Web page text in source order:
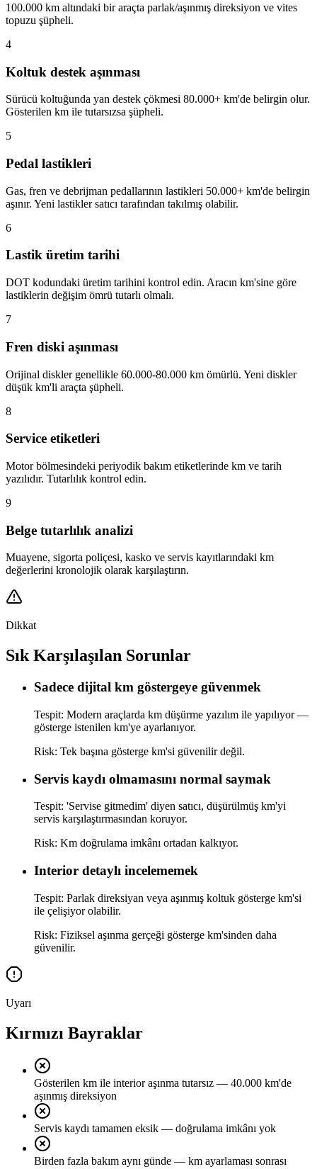
100.000 km altındaki bir araçta parlak/aşınmış direksiyon ve vites
topuzu şüpheli.
4
Koltuk destek aşınması
Sürücü koltuğunda yan destek çökmesi 80.000+ km'de belirgin olur.
Gösterilen km ile tutarsızsa şüpheli.
5
Pedal lastikleri
Gas, fren ve debrijman pedallarının lastikleri 50.000+ km'de belirgin
aşınır. Yeni lastikler satıcı tarafından takılmış olabilir.
6
Lastik üretim tarihi
DOT kodundaki üretim tarihini kontrol edin. Aracın km'sine göre
lastiklerin değişim ömrü tutarlı olmalı.
7
Fren diski aşınması
Orijinal diskler genellikle 60.000-80.000 km ömürlü. Yeni diskler
düşük km'li araçta şüpheli.
8
Service etiketleri
Motor bölmesindeki periyodik bakım etiketlerinde km ve tarih
yazılıdır. Tutarlılık kontrol edin.
9
Belge tutarlılık analizi
Muayene, sigorta poliçesi, kasko ve servis kayıtlarındaki km
değerlerini kronolojik olarak karşılaştırın.
Dikkat
Sık Karşılaşılan Sorunlar
Sadece dijital km göstergeye güvenmek
Tespit: Modern araçlarda km düşürme yazılım ile yapılıyor —
gösterge istenilen km'ye ayarlanıyor.
Risk: Tek başına gösterge km'si güvenilir değil.
Servis kaydı olmamasını normal saymak
Tespit: 'Servise gitmedim' diyen satıcı, düşürülmüş km'yi
servis karşılaştırmasından koruyor.
Risk: Km doğrulama imkânı ortadan kalkıyor.
Interior detaylı incelememek
Tespit: Parlak direksiyan veya aşınmış koltuk gösterge km'si
ile çelişiyor olabilir.
Risk: Fiziksel aşınma gerçeği gösterge km'sinden daha
güvenilir.
Uyarı
Kırmızı Bayraklar
Gösterilen km ile interior aşınma tutarsız — 40.000 km'de
aşınmış direksiyon
Servis kaydı tamamen eksik — doğrulama imkânı yok
Birden fazla bakım aynı günde — km ayarlaması sonrası